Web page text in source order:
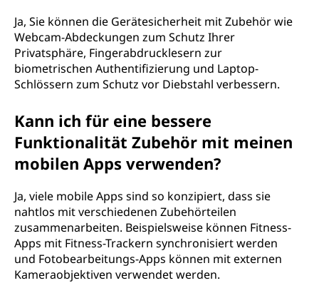
Ja, Sie können die Gerätesicherheit mit Zubehör wie
Webcam-Abdeckungen zum Schutz Ihrer
Privatsphäre, Fingerabdrucklesern zur
biometrischen Authentifizierung und Laptop-
Schlössern zum Schutz vor Diebstahl verbessern.
Kann ich für eine bessere
Funktionalität Zubehör mit meinen
mobilen Apps verwenden?
Ja, viele mobile Apps sind so konzipiert, dass sie
nahtlos mit verschiedenen Zubehörteilen
zusammenarbeiten. Beispielsweise können Fitness-
Apps mit Fitness-Trackern synchronisiert werden
und Fotobearbeitungs-Apps können mit externen
Kameraobjektiven verwendet werden.